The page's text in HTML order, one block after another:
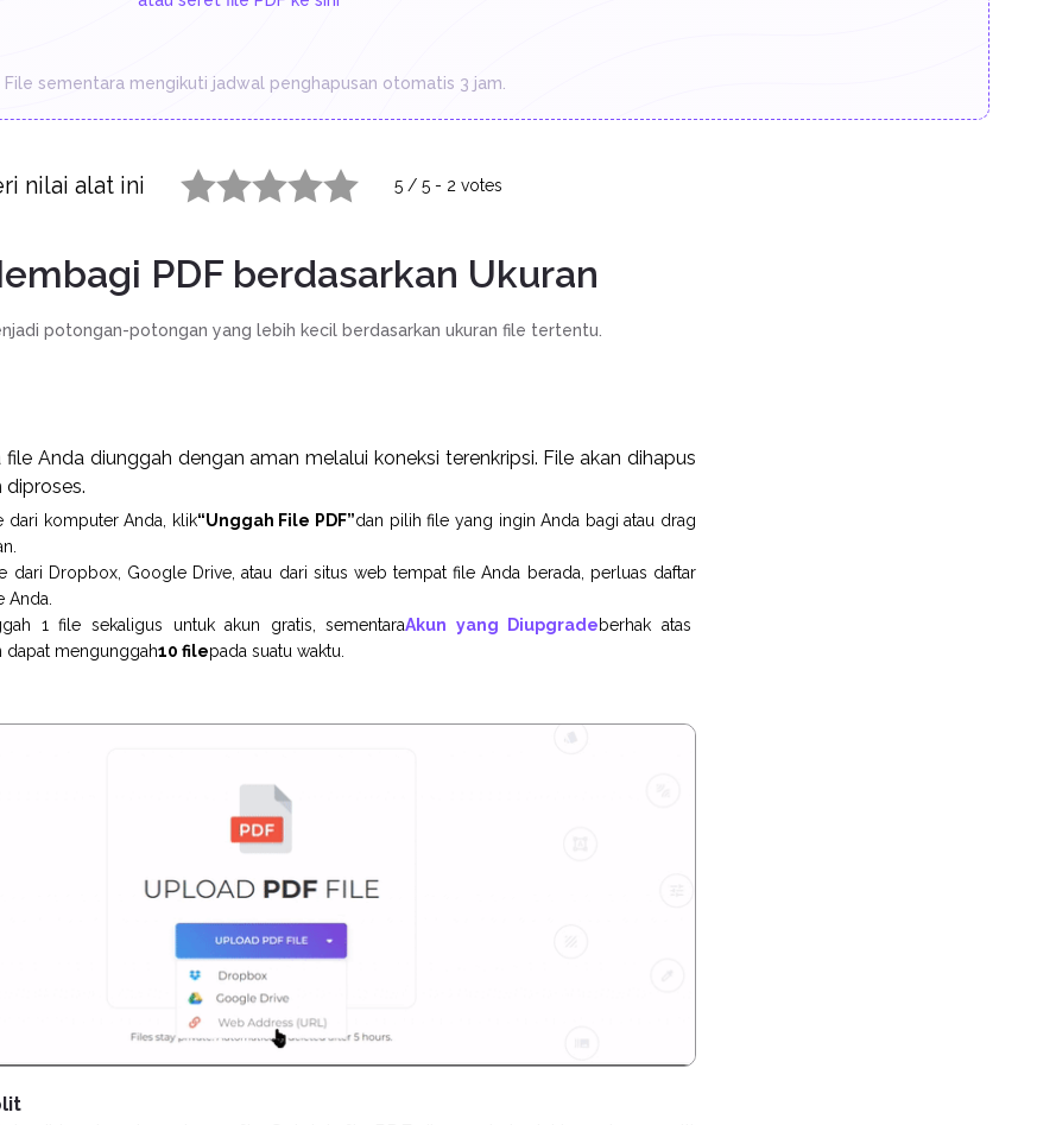
File sementara mengikuti jadwal penghapusan otomatis 3 jam.
nilai alat ini 5 / 5 - 2 votes
PDF berdasarkan Ukuran
potongan-potongan yang lebih kecil berdasarkan ukuran file tertentu.
Anda diunggah dengan aman melalui koneksi terenkripsi. File akan dihapus
diproses.
dari komputer Anda, klik“Unggah File PDF”dan pilih file yang ingin Anda bagi atau drag
dari Dropbox, Google Drive, atau dari situs web tempat file Anda berada, perluas daftar
1 file sekaligus untuk akun gratis, sementaraAkun yang Diupgradeberhak atas
dapat mengunggah10 filepada suatu waktu.